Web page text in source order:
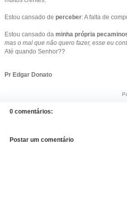
Estou cansado de perceber: A falta de
Estou cansado da minha própria
mas o mal que não quero fazer, esse eu
Até quando Senhor??
Pr Edgar Donato
0 comentários:
Postar um comentário